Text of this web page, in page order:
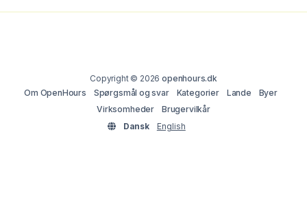
Copyright © 2026openhours.dk
Om OpenHours
Spørgsmål og svar Kategorier Lande
Byer
Virksomheder
Brugervilkår
Dansk
English